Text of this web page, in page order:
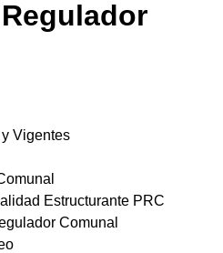
Vigentes
Estructurante PRC
Comunal